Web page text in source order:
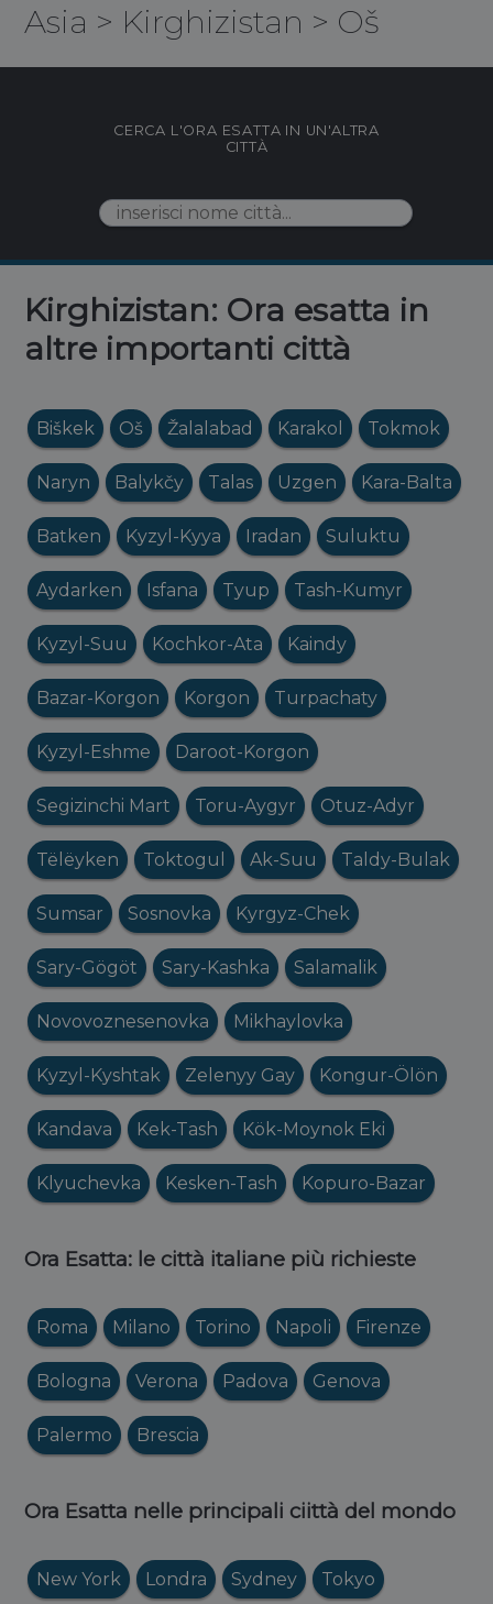
Asia > Kirghizistan > Oš
CERCA L'ORA ESATTA IN UN'ALTRA
CITTÀ
Kirghizistan: Ora esatta in
altre importanti città
Biškek Oš Žalalabad Karakol Tokmok
Naryn Balykčy Talas Uzgen Kara-Balta
Batken Kyzyl-Kyya Iradan Suluktu
Aydarken Isfana Tyup Tash-Kumyr
Kyzyl-Suu Kochkor-Ata Kaindy
Bazar-Korgon Korgon Turpachaty
Kyzyl-Eshme Daroot-Korgon
Segizinchi Mart Toru-Aygyr Otuz-Adyr
Tëlëyken Toktogul Ak-Suu Taldy-Bulak
Sumsar Sosnovka Kyrgyz-Chek
Sary-Gögöt Sary-Kashka Salamalik
Novovoznesenovka Mikhaylovka
Kyzyl-Kyshtak Zelenyy Gay Kongur-Ölön
Kandava Kek-Tash Kök-Moynok Eki
Klyuchevka Kesken-Tash Kopuro-Bazar
Ora Esatta: le città italiane più richieste
Roma Milano Torino Napoli Firenze
Bologna Verona Padova Genova
Palermo Brescia
Ora Esatta nelle principali ciittà del mondo
New York Londra Sydney Tokyo